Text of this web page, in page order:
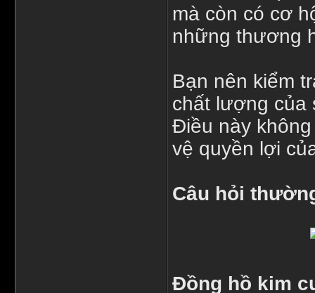
mà còn có cơ
những thương
Bạn nên kiểm
chất lượng của
Điều này
vệ quyền lợi
Câu hỏi
Đồng hồ kim